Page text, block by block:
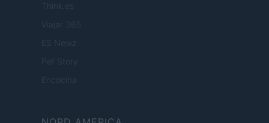
Think.es
Viajar 365
ES Newz
Pet Story
Encocina